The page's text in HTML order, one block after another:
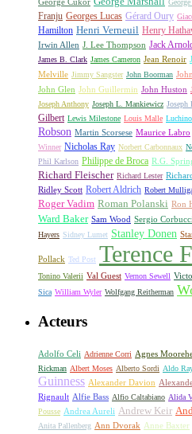
Franju Georges Lucas Gérard Oury
Hamilton Henri Verneuil Henry
Irwin Allen J. Lee Thompson Jack
James B. Clark James Cameron Jean Renoir
Melville Jimmy Sangster John Boorman
John Glen John Guillermin John Huston
Joseph Anthony Joseph L. Mankiewicz Joseph
Gilbert Lewis Milestone Louis Malle
Robson Martin Scorsese Maurice Labro
Winner Nicholas Ray Norbert Carbonnaux
Phil Karlson Philippe de Broca R.G.
Richard Fleischer Richard Lester
Ridley Scott Robert Aldrich Robert
Roger Vadim Roman Polanski Ron
Ward Baker Sam Wood Sergio Corbucci
Hayers Sidney Lumet Stanley Donen
Pollack Ted Post Terence
Tonino Valerii Val Guest Vernon Sewell
Sica William Wyler Wolfgang Reitherman
Acteurs
Adolfo Celi Adrienne Corri Agnes
Rickman Albert Moses Alberto Sordi Aldo
Guinness Alexander Davion
Rignault Alfie Bass Alfio Caltabiano Alida
Pousse Andrea Aureli Andrew Keir
Anita Pallenberg Ann Dvorak Anne Baxter